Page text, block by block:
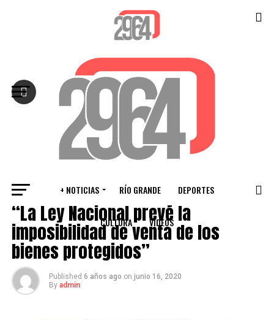
+ NOTICIAS RÍO GRANDE DEPORTES
CULTURA VIDEOS
PROVINCIALES
“La Ley Nacional prevé la
imposibilidad de venta de los
bienes protegidos”
Published 6 años ago on junio 16, 2020
By admin
Salir de la versión móvil